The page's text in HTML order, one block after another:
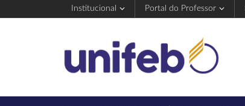
Institucional Portal do Professor